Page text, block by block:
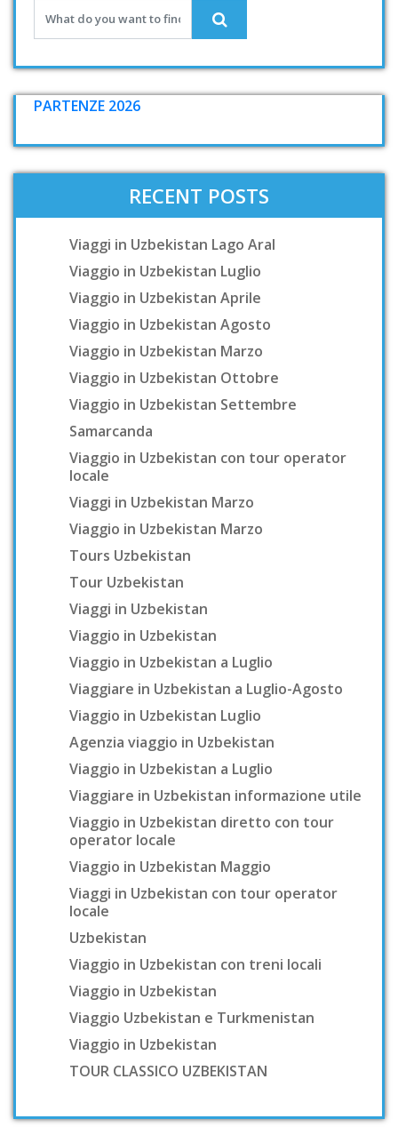
PARTENZE 2026
RECENT POSTS
Viaggi in Uzbekistan Lago Aral
Viaggio in Uzbekistan Luglio
Viaggio in Uzbekistan Aprile
Viaggio in Uzbekistan Agosto
Viaggio in Uzbekistan Marzo
Viaggio in Uzbekistan Ottobre
Viaggio in Uzbekistan Settembre
Samarcanda
Viaggio in Uzbekistan con tour operator
locale
Viaggi in Uzbekistan Marzo
Viaggio in Uzbekistan Marzo
Tours Uzbekistan
Tour Uzbekistan
Viaggi in Uzbekistan
Viaggio in Uzbekistan
Viaggio in Uzbekistan a Luglio
Viaggiare in Uzbekistan a Luglio-Agosto
Viaggio in Uzbekistan Luglio
Agenzia viaggio in Uzbekistan
Viaggio in Uzbekistan a Luglio
Viaggiare in Uzbekistan informazione utile
Viaggio in Uzbekistan diretto con tour
operator locale
Viaggio in Uzbekistan Maggio
Viaggi in Uzbekistan con tour operator
locale
Uzbekistan
Viaggio in Uzbekistan con treni locali
Viaggio in Uzbekistan
Viaggio Uzbekistan e Turkmenistan
Viaggio in Uzbekistan
TOUR CLASSICO UZBEKISTAN